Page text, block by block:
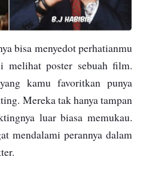
bisa menyedot perhatianmu
melihat poster sebuah film.
kamu favoritkan punya
Mereka tak hanya tampan
luar biasa memukau.
mendalami perannya dalam